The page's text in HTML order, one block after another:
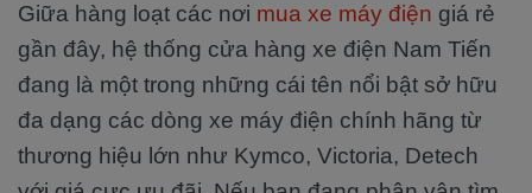
Giữa hàng loạt các nơi mua xe máy điện giá rẻ
gần đây, hệ thống cửa hàng xe điện Nam Tiến
đang là một trong những cái tên nổi bật sở hữu
đa dạng các dòng xe máy điện chính hãng từ
thương hiệu lớn như Kymco, Victoria, Detech